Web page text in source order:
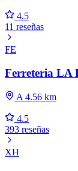
4.5
11 reseñas
FE
Ferreteria LA
A 4.56 km
4.5
393 reseñas
XH